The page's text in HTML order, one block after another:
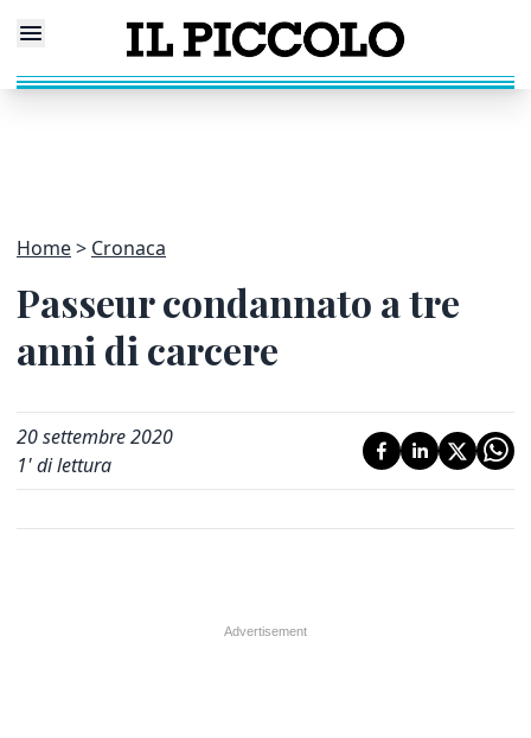
Home Cronaca
Passeur condannato a tre
anni di carcere
20 settembre 2020
1' di lettura